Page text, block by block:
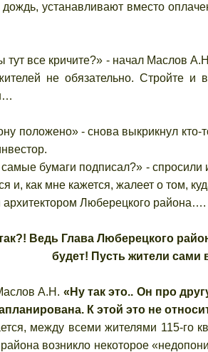
дождь, устанавливают вместо
все кричите?» - начал Маслов
не обязательно. Стройте
положено» - снова выкрикнул кто-
бумаги подписал?» - спросили
и, как мне кажется, жалеет о том,
Люберецкого района….
Ведь Глава Люберецкого
будет! Пусть жители сами
А.Н. «Ну так это.. Он про
К этой это не
между всеми жителями 115-го
возникло некоторое